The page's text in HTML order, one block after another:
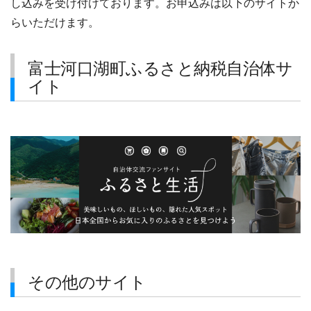
し込みを受け付けております。お申込みは以下のサイトか
らいただけます。
富士河口湖町ふるさと納税自治体サ
イト
その他のサイト